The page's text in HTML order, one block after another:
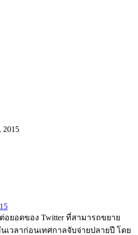
2015
ยอดของ Twitter ที่สามารถขยาย
เวลาก่อนเทศกาลจับจ่ายปลายปี โดย